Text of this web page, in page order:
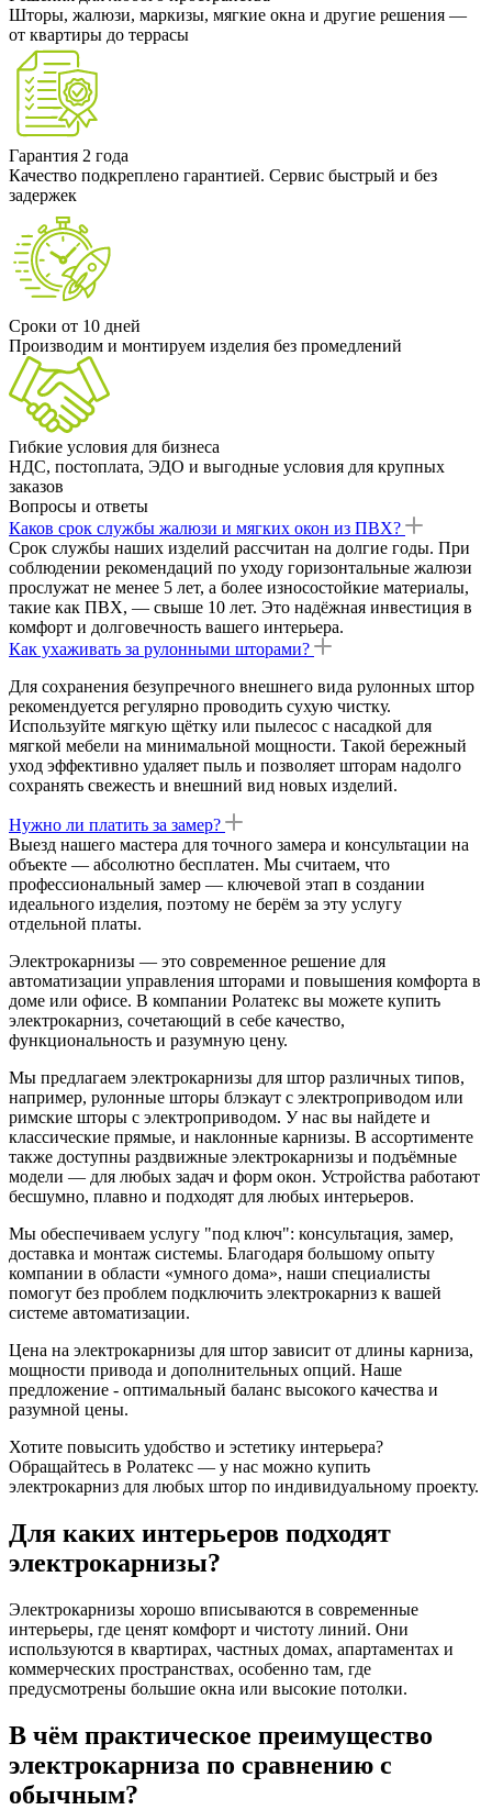
Шторы, жалюзи, маркизы, мягкие окна и другие решения —
от квартиры до террасы
Гарантия 2 года
Качество подкреплено гарантией. Сервис быстрый и без
задержек
Сроки от 10 дней
Производим и монтируем изделия без промедлений
Гибкие условия для бизнеса
НДС, постоплата, ЭДО и выгодные условия для крупных
заказов
Вопросы и ответы
Каков срок службы жалюзи и мягких окон из ПВХ?
Срок службы наших изделий рассчитан на долгие годы. При
соблюдении рекомендаций по уходу горизонтальные жалюзи
прослужат не менее 5 лет, а более износостойкие материалы,
такие как ПВХ, — свыше 10 лет. Это надёжная инвестиция в
комфорт и долговечность вашего интерьера.
Как ухаживать за рулонными шторами?
Для сохранения безупречного внешнего вида рулонных штор
рекомендуется регулярно проводить сухую чистку.
Используйте мягкую щётку или пылесос с насадкой для
мягкой мебели на минимальной мощности. Такой бережный
уход эффективно удаляет пыль и позволяет шторам надолго
сохранять свежесть и внешний вид новых изделий.
Нужно ли платить за замер?
Выезд нашего мастера для точного замера и консультации на
объекте — абсолютно бесплатен. Мы считаем, что
профессиональный замер — ключевой этап в создании
идеального изделия, поэтому не берём за эту услугу
отдельной платы.
Электрокарнизы — это современное решение для
автоматизации управления шторами и повышения комфорта в
доме или офисе. В компании Ролатекс вы можете купить
электрокарниз, сочетающий в себе качество,
функциональность и разумную цену.
Мы предлагаем электрокарнизы для штор различных типов,
например, рулонные шторы блэкаут с электроприводом или
римские шторы с электроприводом. У нас вы найдете и
классические прямые, и наклонные карнизы. В ассортименте
также доступны раздвижные электрокарнизы и подъёмные
модели — для любых задач и форм окон. Устройства работают
бесшумно, плавно и подходят для любых интерьеров.
Мы обеспечиваем услугу "под ключ": консультация, замер,
доставка и монтаж системы. Благодаря большому опыту
компании в области «умного дома», наши специалисты
помогут без проблем подключить электрокарниз к вашей
системе автоматизации.
Цена на электрокарнизы для штор зависит от длины карниза,
мощности привода и дополнительных опций. Наше
предложение - оптимальный баланс высокого качества и
разумной цены.
Хотите повысить удобство и эстетику интерьера?
Обращайтесь в Ролатекс — у нас можно купить
электрокарниз для любых штор по индивидуальному проекту.
Для каких интерьеров подходят
электрокарнизы?
Электрокарнизы хорошо вписываются в современные
интерьеры, где ценят комфорт и чистоту линий. Они
используются в квартирах, частных домах, апартаментах и
коммерческих пространствах, особенно там, где
предусмотрены большие окна или высокие потолки.
В чём практическое преимущество
электрокарниза по сравнению с
обычным?